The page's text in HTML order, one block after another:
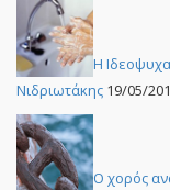
Η
Νιδριωτάκης 19/05/
Ο χορός